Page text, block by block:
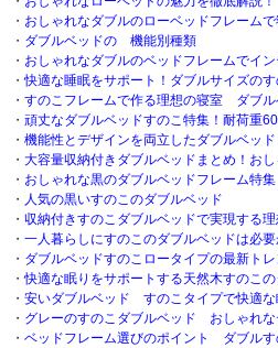
・ おしゃれなダブルのローベッドフレーム
・ ダブルベッドの 機能別種類
・ おしゃれなダブルのベッドフレームでイ
・快適な睡眠をサポート！ダブルサイズの
・ すのこフレームで作る理想の寝室 ダブル
・ 頑丈なダブルベッドすのこ特集！耐荷重
・ 機能性とデザインを両立したダブルベッ
・ 大容量収納付きダブルベッドまとめ！お
・ おしゃれな黒のダブルベッドフレーム特
・ 人気の黒いすのこのダブルベッド
・ 収納付きすのこダブルベッドで実現する
・ 一人暮らしにすのこのダブルベッドは必
・ ダブルベッドすのこロータイプの最新ト
・快適な眠りをサポートする天然木すのこ
・ 安いダブルベッド すのこタイプで快適な
・ グレーのすのこダブルベッド おしゃれな
・ ベッドフレーム選びのポイント ダブルす